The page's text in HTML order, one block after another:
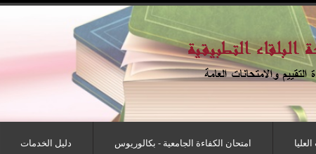
دليل الخدمات امتحان الكفاءة الجامعية - بكالوريوس